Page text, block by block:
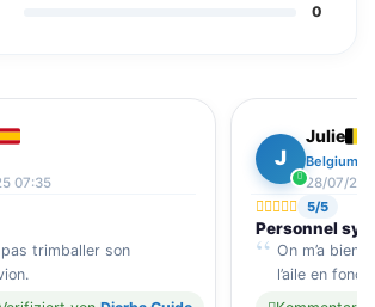
0
07:35
trimballer son
J
Julie
Belgium
28/07/
5/5
Personnel
On m’a bien
l’aile en